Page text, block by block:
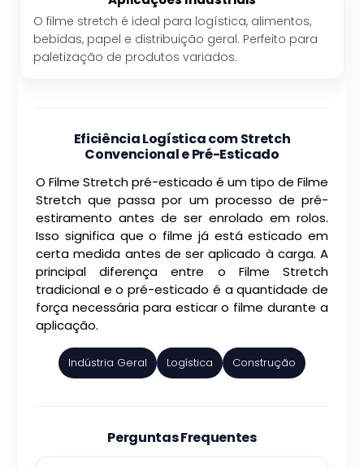
O filme stretch é ideal para logística, alimentos,
bebidas, papel e distribuição geral. Perfeito para
paletização de produtos variados.
Eficiência Logística com Stretch
Convencional e Pré-Esticado
O Filme Stretch pré-esticado é um tipo de Filme
Stretch que passa por um processo de pré-
estiramento antes de ser enrolado em rolos.
Isso significa que o filme já está esticado em
certa medida antes de ser aplicado à carga. A
principal diferença entre o Filme Stretch
tradicional e o pré-esticado é a quantidade de
força necessária para esticar o filme durante a
aplicação.
Indústria Geral Logística Construção
Perguntas Frequentes